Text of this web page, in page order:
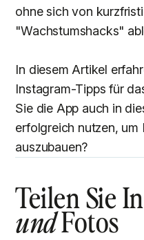
ohne sich von
"Wachstumshacks"
In diesem Artikel
Instagram-Tipps für
Sie die App auch in
erfolgreich nutzen, um
auszubauen?
Teilen Sie
undFotos